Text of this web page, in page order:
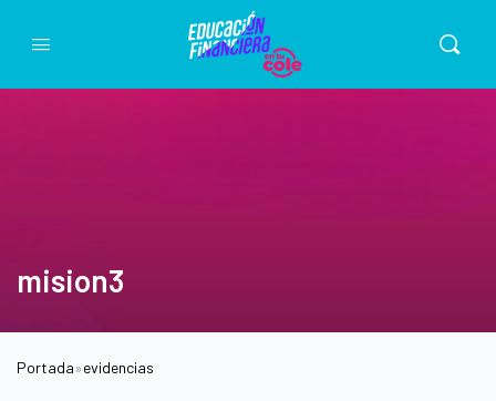
mision3
Portada»evidencias